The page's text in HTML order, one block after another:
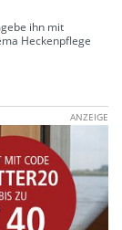
ihn mit
Heckenpflege
ANZEIGE